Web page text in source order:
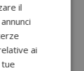
il
ai
tue